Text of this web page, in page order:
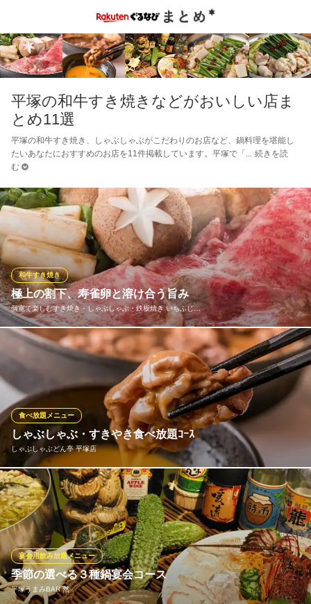
平塚の和牛すき焼きなどがおいしい店ま
とめ11選
平塚の和牛すき焼き、しゃぶしゃぶがこだわりのお店など、鍋料理を堪能し
たいあなたにおすすめのお店を11件掲載しています。平塚で「
続きを読
む
極上の割下、寿雀卵と溶け合う旨み
個室で楽しむすき焼き・しゃぶしゃぶ・鉄板焼き いちふじ…
和牛すき焼き
ブランド卵『寿雀卵』濃厚な黄身と黒毛和牛の絶妙なハーモニー
を味わえる名物すき焼き。当店自慢のすき焼きは、お客様の目の
前でスタッフが丁寧に焼き上げます。弾けるような音や立ち上る
香りの「ライブ感」とともに、最高な食べごろの瞬間をお楽しみ
ください。
個室で楽しむすき焼き・しゃぶしゃぶ・鉄板焼き いちふじ
平塚
完全個室で厳選黒毛和牛
ＪＲ東海道本線平塚駅北口 徒歩4分
神奈川県平塚市明石町10-2 いちふじ会館ビル
しゃぶしゃぶ・すきやき食べ放題ｺｰｽ
しゃぶしゃぶどん亭 平塚店
食べ放題メニュー
お肉はもちろん、鍋野菜、ごはん、うどん、中華麺、香の物が食
べ放題になるコースをご用意いたしました！ご予算やお好みのお
肉に合わせてお選びいただけます。特別な日にもそうでない日に
も大満足必至の食べ放題を、是非ご利用ください♪
しゃぶしゃぶどん亭 平塚店
しゃぶしゃぶ・すきやき
ＪＲ東海道本線平塚駅 車5分
季節の選べる３種鍋宴会コース
平塚うまみBAR 然
宴会用飲み放題メニュー